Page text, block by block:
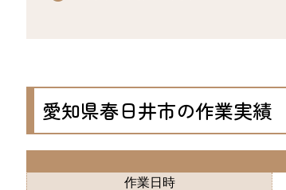
愛知県春日井市の作業実績
作業日時